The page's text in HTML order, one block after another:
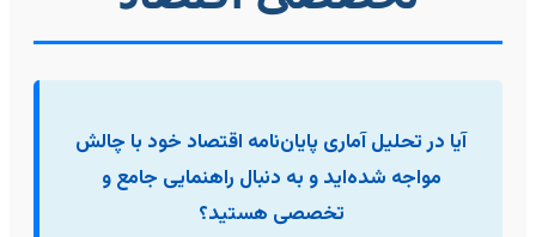
آیا در تحلیل آماری پایان‌نامه اقتصاد خود با چالش
مواجه شده‌اید و به دنبال راهنمایی جامع و
تخصصی هستید؟